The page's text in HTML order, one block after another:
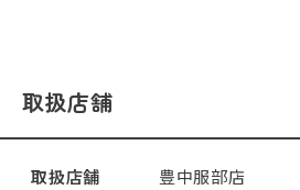
取扱店舗
取扱店舗
豊中服部店